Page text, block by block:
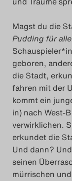
Magst du die
Pudding für
geboren,
die Stadt,
fahren mit der
kommt ein
in) nach West-
verwirklichen.
erkundet die
Und dann?
seinen
mürrischen